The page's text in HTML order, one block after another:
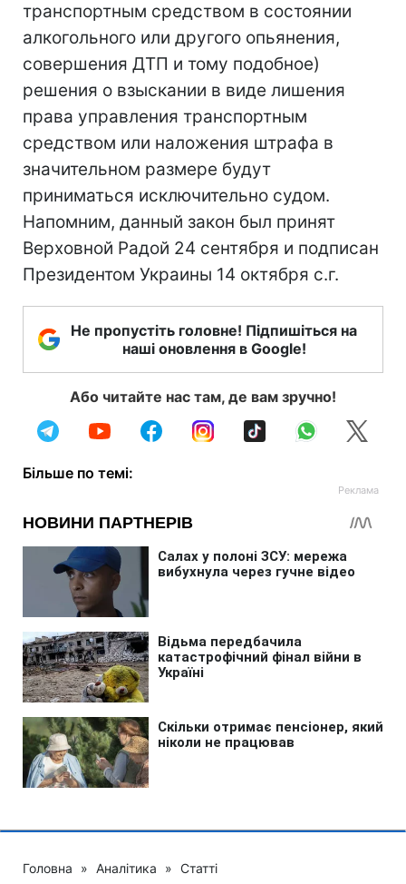
транспортным средством в состоянии
алкогольного или другого опьянения,
совершения ДТП и тому подобное)
решения о взыскании в виде лишения
права управления транспортным
средством или наложения штрафа в
значительном размере будут
приниматься исключительно судом.
Напомним, данный закон был принят
Верховной Радой 24 сентября и подписан
Президентом Украины 14 октября с.г.
Не пропустіть головне! Підпишіться на
наші оновлення в Google!
Або читайте нас там, де вам зручно!
Більше по темі:
Головна » Аналітика » Статті